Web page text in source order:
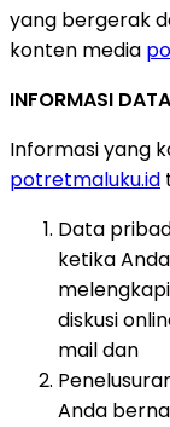
yang bergerak
konten media
INFORMASI
Informasi yang
potretmaluku.id
Data
ketika
diskusi
mail dan
Anda